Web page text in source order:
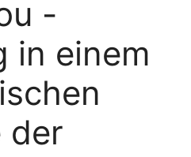
-
in einem
der